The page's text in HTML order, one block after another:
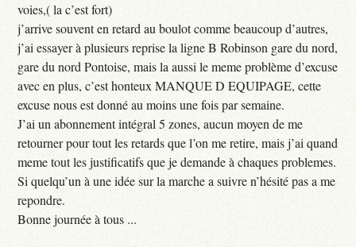
voies,( la c’est fort)
j’arrive souvent en retard au boulot comme beaucoup d’autres,
j’ai essayer à plusieurs reprise la ligne B Robinson gare du nord,
gare du nord Pontoise, mais la aussi le meme problème d’excuse
avec en plus, c’est honteux MANQUE D EQUIPAGE, cette
excuse nous est donné au moins une fois par semaine.
J’ai un abonnement intégral 5 zones, aucun moyen de me
retourner pour tout les retards que l’on me retire, mais j’ai quand
meme tout les justificatifs que je demande à chaques problemes.
Si quelqu’un à une idée sur la marche a suivre n’hésité pas a me
repondre.
Bonne journée à tous ...